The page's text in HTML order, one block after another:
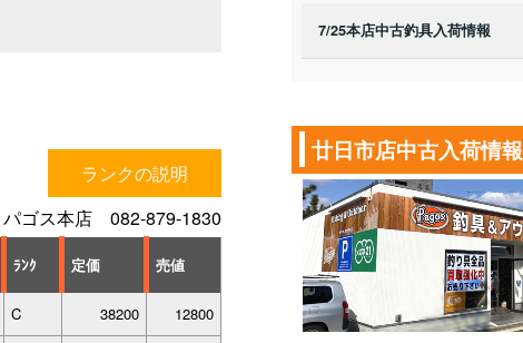
ランクの説明
パゴス本店 082-879-1830
ﾗﾝｸ 定価 売値
C 38200 12800
7/25本店中古釣具入荷情報
廿日市店中古入荷情報